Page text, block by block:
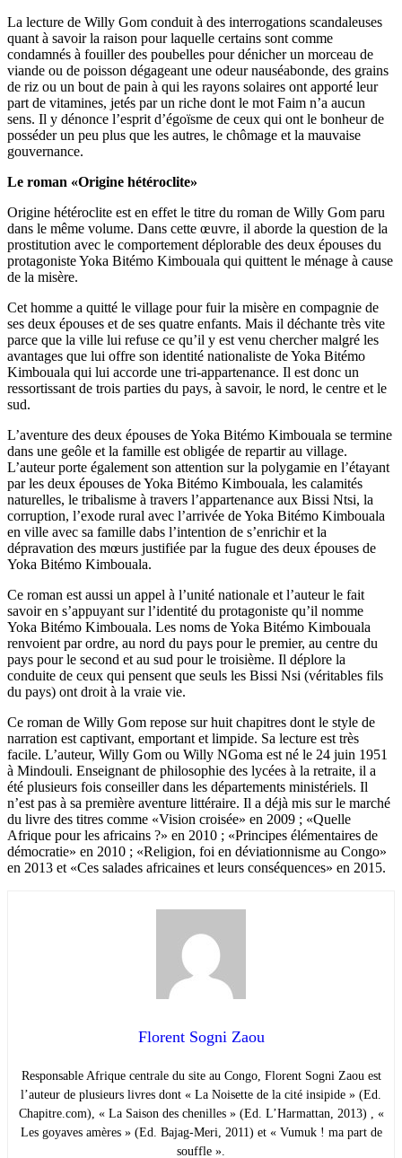
La lecture de Willy Gom conduit à des interrogations scandaleuses
quant à savoir la raison pour laquelle certains sont comme
condamnés à fouiller des poubelles pour dénicher un morceau de
viande ou de poisson dégageant une odeur nauséabonde, des grains
de riz ou un bout de pain à qui les rayons solaires ont apporté leur
part de vitamines, jetés par un riche dont le mot Faim n’a aucun
sens. Il y dénonce l’esprit d’égoïsme de ceux qui ont le bonheur de
posséder un peu plus que les autres, le chômage et la mauvaise
gouvernance.
Le roman «Origine hétéroclite»
Origine hétéroclite est en effet le titre du roman de Willy Gom paru
dans le même volume. Dans cette œuvre, il aborde la question de la
prostitution avec le comportement déplorable des deux épouses du
protagoniste Yoka Bitémo Kimbouala qui quittent le ménage à cause
de la misère.
Cet homme a quitté le village pour fuir la misère en compagnie de
ses deux épouses et de ses quatre enfants. Mais il déchante très vite
parce que la ville lui refuse ce qu’il y est venu chercher malgré les
avantages que lui offre son identité nationaliste de Yoka Bitémo
Kimbouala qui lui accorde une tri-appartenance. Il est donc un
ressortissant de trois parties du pays, à savoir, le nord, le centre et le
sud.
L’aventure des deux épouses de Yoka Bitémo Kimbouala se termine
dans une geôle et la famille est obligée de repartir au village.
L’auteur porte également son attention sur la polygamie en l’étayant
par les deux épouses de Yoka Bitémo Kimbouala, les calamités
naturelles, le tribalisme à travers l’appartenance aux Bissi Ntsi, la
corruption, l’exode rural avec l’arrivée de Yoka Bitémo Kimbouala
en ville avec sa famille dabs l’intention de s’enrichir et la
dépravation des mœurs justifiée par la fugue des deux épouses de
Yoka Bitémo Kimbouala.
Ce roman est aussi un appel à l’unité nationale et l’auteur le fait
savoir en s’appuyant sur l’identité du protagoniste qu’il nomme
Yoka Bitémo Kimbouala. Les noms de Yoka Bitémo Kimbouala
renvoient par ordre, au nord du pays pour le premier, au centre du
pays pour le second et au sud pour le troisième. Il déplore la
conduite de ceux qui pensent que seuls les Bissi Nsi (véritables fils
du pays) ont droit à la vraie vie.
Ce roman de Willy Gom repose sur huit chapitres dont le style de
narration est captivant, emportant et limpide. Sa lecture est très
facile. L’auteur, Willy Gom ou Willy NGoma est né le 24 juin 1951
à Mindouli. Enseignant de philosophie des lycées à la retraite, il a
été plusieurs fois conseiller dans les départements ministériels. Il
n’est pas à sa première aventure littéraire. Il a déjà mis sur le marché
du livre des titres comme «Vision croisée» en 2009 ; «Quelle
Afrique pour les africains ?» en 2010 ; «Principes élémentaires de
démocratie» en 2010 ; «Religion, foi en déviationnisme au Congo»
en 2013 et «Ces salades africaines et leurs conséquences» en 2015.
Florent Sogni Zaou
Responsable Afrique centrale du site au Congo, Florent Sogni Zaou est
l’auteur de plusieurs livres dont « La Noisette de la cité insipide » (Ed.
Chapitre.com), « La Saison des chenilles » (Ed. L’Harmattan, 2013) , «
Les goyaves amères » (Ed. Bajag-Meri, 2011) et « Vumuk ! ma part de
souffle ».